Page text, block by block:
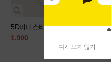
5D미니스티커-골드스카이
1,900
다시 보지 않기